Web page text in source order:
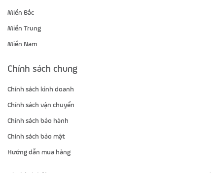
Miền Bắc
Miền Trung
Miền Nam
Chính sách chung
Chính sách kinh doanh
Chính sách vận chuyển
Chính sách bảo hành
Chính sách bảo mật
Hướng dẫn mua hàng